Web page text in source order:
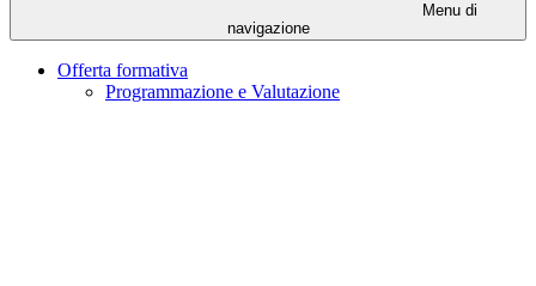
Menu di
navigazione
Offerta formativa
Programmazione e Valutazione